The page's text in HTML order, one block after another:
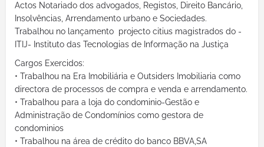
Actos Notariado dos advogados, Registos, Direito Bancário,
Insolvências, Arrendamento urbano e Sociedades.
Trabalhou no lançamento projecto citius magistrados do -
ITIJ- Instituto das Tecnologias de Informação na Justiça
Cargos Exercidos:
• Trabalhou na Era Imobiliária e Outsiders Imobiliaria como
directora de processos de compra e venda e arrendamento.
• Trabalhou para a loja do condominio-Gestão e
Administração de Condomínios como gestora de
condominios
• Trabalhou na área de crédito do banco BBVA,SA